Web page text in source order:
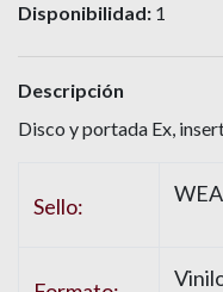
Disponibilidad: 1
Descripción
Disco y portada Ex,
Sello: